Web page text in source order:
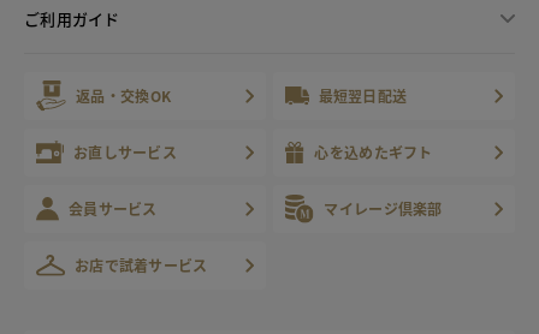
ご利用ガイド
返品・交換OK 最短翌日配送
お直しサービス 心を込めたギフト
会員サービス マイレージ倶楽部
お店で試着サービス